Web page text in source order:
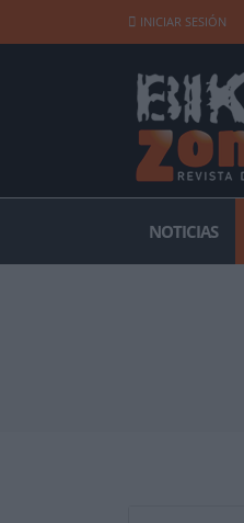
INICIAR SESIÓN
NOTICIAS